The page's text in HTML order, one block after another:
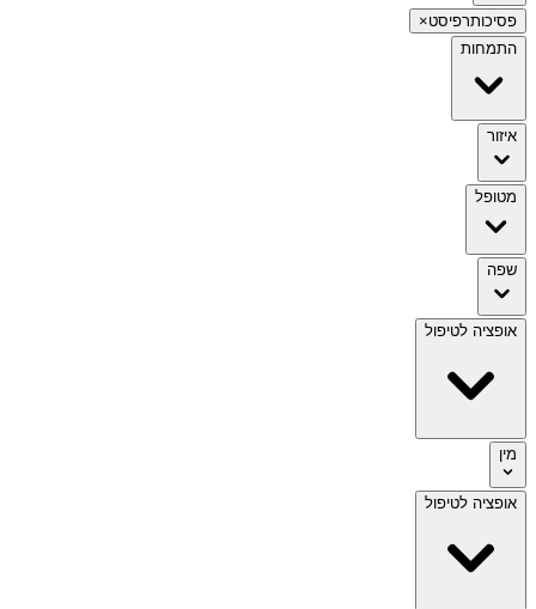
פסיכותרפיסט×
התמחות
איזור
מטופל
שפה
אופציה לטיפול
מין
אופציה לטיפול